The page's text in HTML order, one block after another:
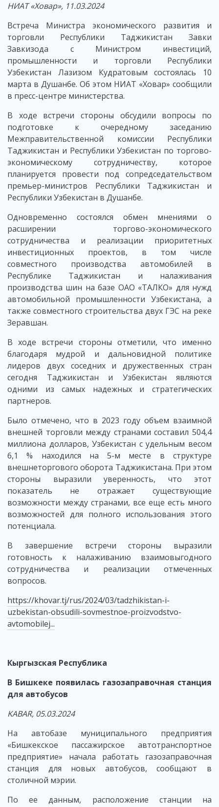
НИАТ «Ховар», 11.03.2024
Встреча Министра экономического развития и
торговли Республики Таджикистан Завки
Завкизода с Министром инвестиций,
промышленности и торговли Республики
Узбекистан Лазизом Кудратовым состоялась 10
марта в Душанбе. Об этом НИАТ «Ховар» сообщили
в пресс-центре министерства.
В ходе встречи стороны обсудили вопросы по
подготовке к очередному заседанию
Межправительственной комиссии Республики
Таджикистан и Республики Узбекистан по торгово-
экономическому сотрудничеству, которое
планируется провести под сопредседательством
премьер-министров Республики Таджикистан и
Республики Узбекистан в Душанбе.
Одновременно состоялся обмен мнениями о
расширении торгово-экономического
сотрудничества и реализации приоритетных
инвестиционных проектов, в том числе
совместного производства автомобилей в
Республике Таджикистан и налаживания
производства шин на базе ОАО «ТАЛКО» для нужд
автомобильной промышленности Узбекистана, а
также совместного строительства двух ГЭС на реке
Зеравшан.
В ходе встречи стороны отметили, что именно
благодаря мудрой и дальновидной политике
лидеров двух соседних и дружественных стран
сегодня Таджикистан и Узбекистан являются
одними из самых надежных и стратегических
партнеров.
Было отмечено, что в 2023 году объем взаимной
внешней торговли между странами составил 504,4
миллиона долларов, Узбекистан с удельным весом
6,1 % находился на 5-м месте в структуре
внешнеторгового оборота Таджикистана. При этом
стороны выразили уверенность, что этот
показатель не отражает существующие
возможности между странами, все еще есть много
возможностей для полного использования этого
потенциала.
В завершение встречи стороны выразили
готовность к налаживанию взаимовыгодного
сотрудничества и реализации отмеченных
вопросов.
https://khovar.tj/rus/2024/03/tadzhikistan-i-
uzbekistan-obsudili-sovmestnoe-proizvodstvo-
avtomobilej...
Кыргызская Республика
В Бишкеке появилась газозаправочная станция
для автобусов
KABAR, 05.03.2024
На автобазе муниципального предприятия
«Бишкекское пассажирское автотранспортное
предприятие» начала работать газозаправочная
станция для новых автобусов, сообщают в
столичной мэрии.
По ее данным, расположение станции на